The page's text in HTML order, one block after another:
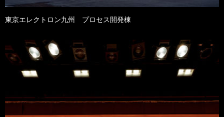
東京エレクトロン九州 プロセス開発棟